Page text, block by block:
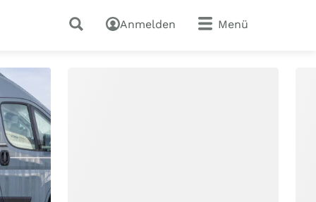
Anmelden Menü